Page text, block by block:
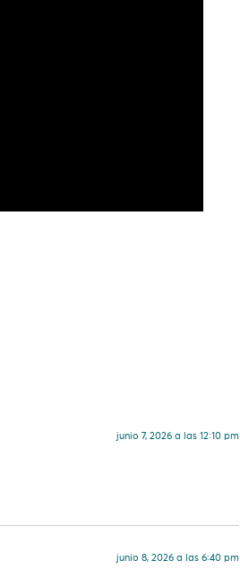
junio 7, 2026 a las 12:10 pm
junio 8, 2026 a las 6:40 pm